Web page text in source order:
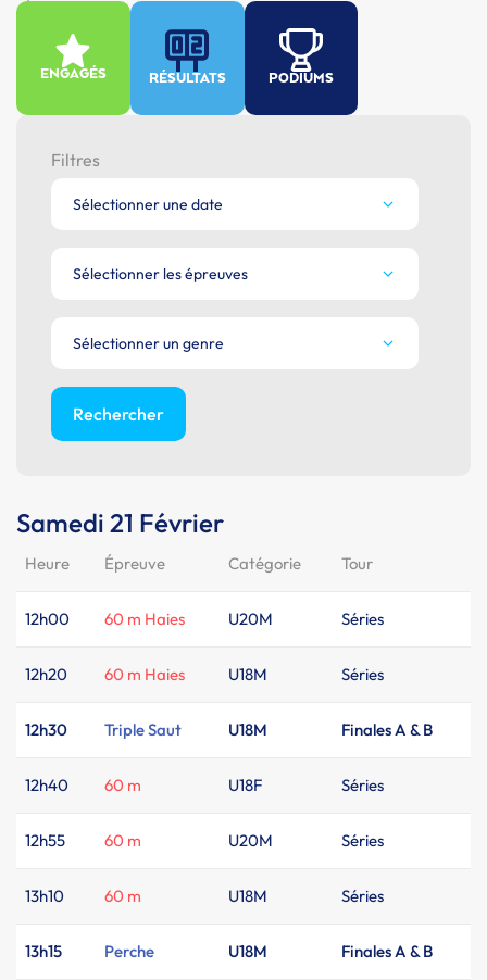
ENGAGÉS RÉSULTATS PODIUMS
Filtres
Sélectionner une date
Sélectionner les épreuves
Sélectionner un genre
Rechercher
Samedi 21 Février
Heure Épreuve Catégorie Tour
12h00 60 m Haies U20M Séries
12h20 60 m Haies U18M Séries
12h30 Triple Saut U18M Finales A & B
12h40 60 m U18F Séries
12h55 60 m U20M Séries
13h10 60 m U18M Séries
13h15 Perche U18M Finales A & B